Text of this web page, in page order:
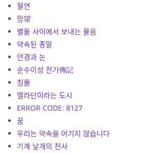
혈연
망望
별들 사이에서 보내는 물음
약속된 종말
안경과 눈
순수이성 전기傳記
침몰
엘라단이라는 도시
ERROR CODE: 8127
꿈
우리는 약속을 어기지 않습니다
기계 날개의 천사